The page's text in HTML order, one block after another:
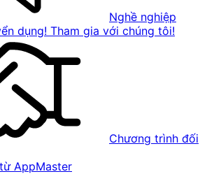
Nghề nghiệp
dụng! Tham gia với chúng tôi!
Chương trình đối
AppMaster